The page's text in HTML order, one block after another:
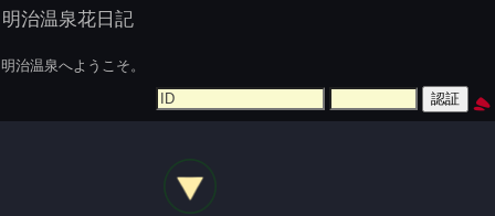
明治温泉花日記
明治温泉へようこそ。